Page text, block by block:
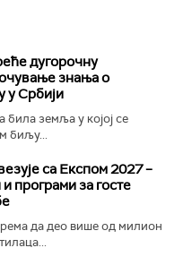
дугорочну
знања о
у Србији
била земља у којој се
биљу...
са Експом 2027 –
програми за госте
да део више од милион